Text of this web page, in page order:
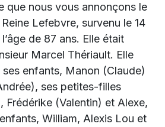
que nous vous annonçons le
Lefebvre, survenu le 14
de 87 ans. Elle était
Marcel Thériault. Elle
ses enfants, Manon (Claude)
ses petites-filles
Frédérike (Valentin) et Alexe,
William, Alexis Lou et